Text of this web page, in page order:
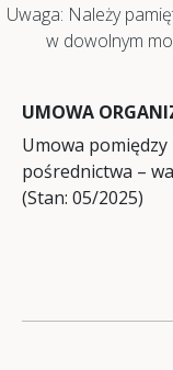
Uwaga: Należy
w dowolnym
UMOWA
Umowa
pośrednictwa –
(Stan: 05/2025)